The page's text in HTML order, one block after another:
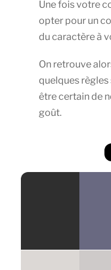
Une fois votre
opter pour un
du caractère à
On retrouve
quelques
être certain de
goût.